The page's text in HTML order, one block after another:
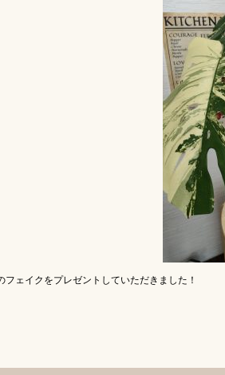
ェイクをプレゼントしていただきました！